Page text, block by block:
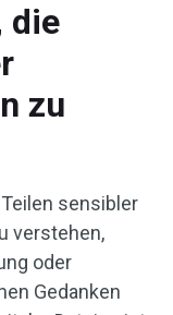
die
zu
sensibler
verstehen,
oder
Gedanken